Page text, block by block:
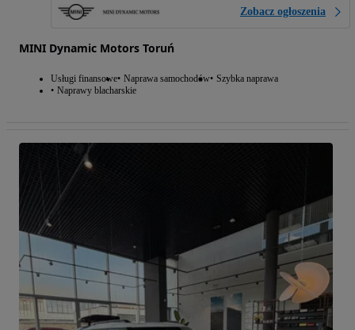
Zobacz ogłoszenia
MINI Dynamic Motors Toruń
Usługi finansowe Naprawa samochodów Szybka naprawa
Naprawy blacharskie